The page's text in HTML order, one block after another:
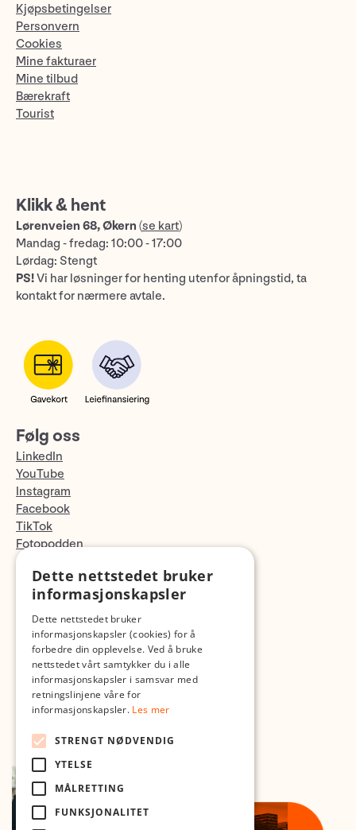
Kjøpsbetingelser
Personvern
Cookies
Mine fakturaer
Mine tilbud
Bærekraft
Tourist
Klikk & hent
Lørenveien 68, Økern (se kart)
Mandag - fredag: 10:00 - 17:00
Lørdag: Stengt
PS!Vi har løsninger for henting utenfor åpningstid, ta
kontakt for nærmere avtale.
Følg oss
LinkedIn
YouTube
Instagram
Facebook
TikTok
Fotopodden
Med forbehold om skrive- og lagerfeil
Dette nettstedet bruker
informasjonskapsler
Dette nettstedet bruker
informasjonskapsler (cookies) for å
forbedre din opplevelse. Ved å bruke
nettstedet vårt samtykker du i alle
informasjonskapsler i samsvar med
retningslinjene våre for
informasjonskapsler. Les mer
STRENGT NØDVENDIG
YTELSE
MÅLRETTING
FUNKSJONALITET